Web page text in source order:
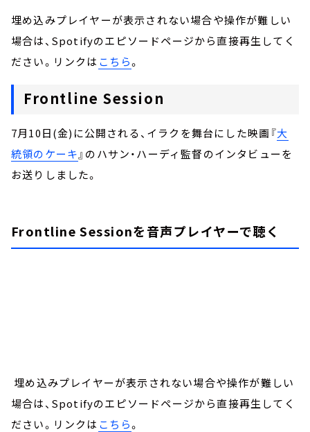
埋め込みプレイヤーが表示されない場合や操作が難しい
場合は、Spotifyのエピソードページから直接再生してく
ださい。リンクは こちら。
Frontline Session
7月10日(金)に公開される、イラクを舞台にした映画『大
統領のケーキ 』のハサン・ハーディ監督のインタビューを
お送りしました。
Frontline Sessionを音声プレイヤーで聴く
埋め込みプレイヤーが表示されない場合や操作が難しい
場合は、Spotifyのエピソードページから直接再生してく
ださい。リンクは こちら。